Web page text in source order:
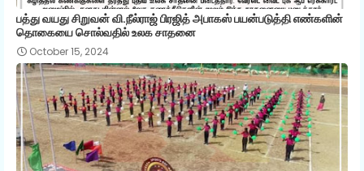
பத்து வயது சிறுவன் வி.நீல்ராஜ் பிரஜித் அபாகஸ் பயன்படுத்தி எண்களின்
தொகையை சொல்வதில் உலக சாதனை
October 15, 2024